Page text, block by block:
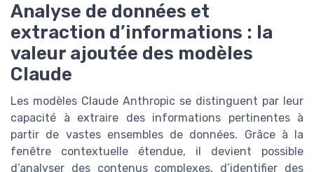
Analyse de données et
extraction d’informations : la
valeur ajoutée des modèles
Claude
Les modèles Claude Anthropic se distinguent par leur
capacité à extraire des informations pertinentes à
partir de vastes ensembles de données. Grâce à la
fenêtre contextuelle étendue, il devient possible
d’analyser des contenus complexes, d’identifier des